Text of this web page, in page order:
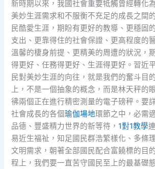
新時期以來，我國社會重要牴觸曾經轉化
美妙生涯需求和不服衡不充足的成長之間
民酷愛生涯，期盼有更好的教導、更穩固
支出、更靠得住的社會保證、更高程度的
溫馨的棲身前提、更精美的周遭的狀況，
得更好、任務得更好、生涯得更好。習近
民對美妙生涯的向往，就是我們的奮斗目
上，不是一個抽象的概念，而是林天秤的
彿兩個正在進行精密測量的電子磅秤。要
社會成長的各個瑜伽場地環節之中，必需
品德、豐盛精力世界的新等待，1對1教學
易近生福祉，知足國民群浩繁樣化、多條
文明需求，朝著全部國民配合富饒標的目
程上，我們要一直苦守國民至上的最基礎